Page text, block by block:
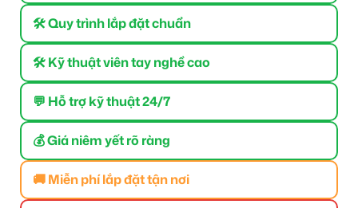
🛠 Quy trình lắp đặt chuẩn
🛠 Kỹ thuật viên tay nghề cao
💬 Hỗ trợ kỹ thuật 24/7
💰 Giá niêm yết rõ ràng
🚚 Miễn phí lắp đặt tận nơi